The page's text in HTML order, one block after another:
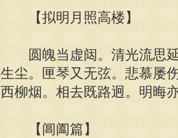
【拟明月照高楼】
圆魄当虚闼。清光流思延
生尘。匣琴又无弦。悲慕屡
西柳烟。相去既路迥。明晦
【阊阖篇】